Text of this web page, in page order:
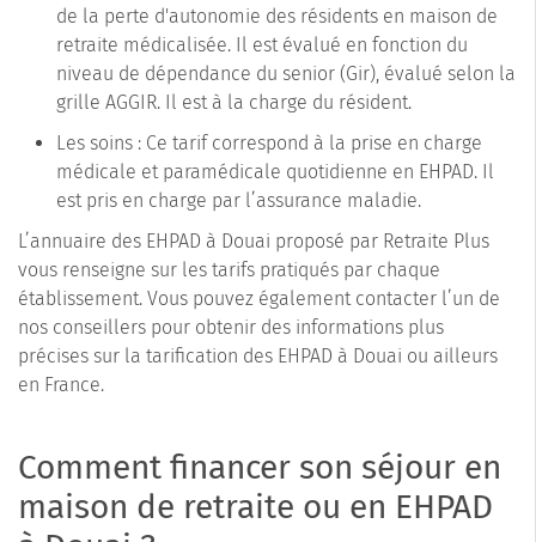
de la perte d'autonomie des résidents en maison de
retraite médicalisée. Il est évalué en fonction du
niveau de dépendance du senior (Gir), évalué selon la
grille AGGIR. Il est à la charge du résident.
Les soins : Ce tarif correspond à la prise en charge
médicale et paramédicale quotidienne en EHPAD. Il
est pris en charge par l’assurance maladie.
L’annuaire des EHPAD à Douai proposé par Retraite Plus
vous renseigne sur les tarifs pratiqués par chaque
établissement. Vous pouvez également contacter l’un de
nos conseillers pour obtenir des informations plus
précises sur la tarification des EHPAD à Douai ou ailleurs
en France.
Comment financer son séjour en
maison de retraite ou en EHPAD